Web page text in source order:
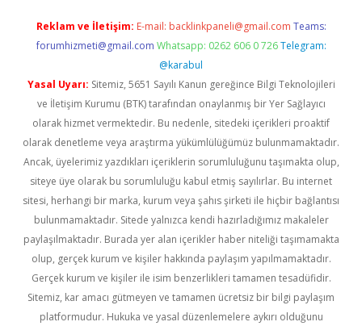
Reklam ve İletişim: E-mail: backlinkpaneli@gmail.com Teams:
forumhizmeti@gmail.com Whatsapp: 0262 606 0 726 Telegram:
@karabul
Yasal Uyarı: Sitemiz, 5651 Sayılı Kanun gereğince Bilgi Teknolojileri
ve İletişim Kurumu (BTK) tarafından onaylanmış bir Yer Sağlayıcı
olarak hizmet vermektedir. Bu nedenle, sitedeki içerikleri proaktif
olarak denetleme veya araştırma yükümlülüğümüz bulunmamaktadır.
Ancak, üyelerimiz yazdıkları içeriklerin sorumluluğunu taşımakta olup,
siteye üye olarak bu sorumluluğu kabul etmiş sayılırlar. Bu internet
sitesi, herhangi bir marka, kurum veya şahıs şirketi ile hiçbir bağlantısı
bulunmamaktadır. Sitede yalnızca kendi hazırladığımız makaleler
paylaşılmaktadır. Burada yer alan içerikler haber niteliği taşımamakta
olup, gerçek kurum ve kişiler hakkında paylaşım yapılmamaktadır.
Gerçek kurum ve kişiler ile isim benzerlikleri tamamen tesadüfidir.
Sitemiz, kar amacı gütmeyen ve tamamen ücretsiz bir bilgi paylaşım
platformudur. Hukuka ve yasal düzenlemelere aykırı olduğunu